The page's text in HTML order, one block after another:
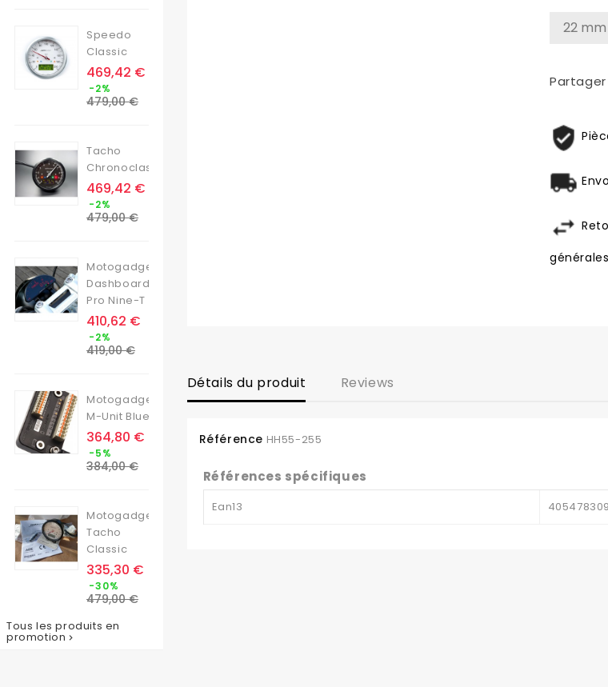
Speedo
Classic
Prix
469,42 €
-2%
de
479,00 €
Tacho
Chronoclassic
Prix
469,42 €
-2%
de
479,00 €
Motogadget
Dashboard
Pro Nine-T
Prix
410,62 €
-2%
de
419,00 €
Motogadget
M-Unit Blue
Prix
364,80 €
-5%
de
384,00 €
Motogadget
Tacho
Classic
Prix
335,30 €
-30%
de
479,00 €
Tous les produits en
promotion 
Partager
Détails du produit Reviews
Référence HH55-255
Références spécifiques
Ean13